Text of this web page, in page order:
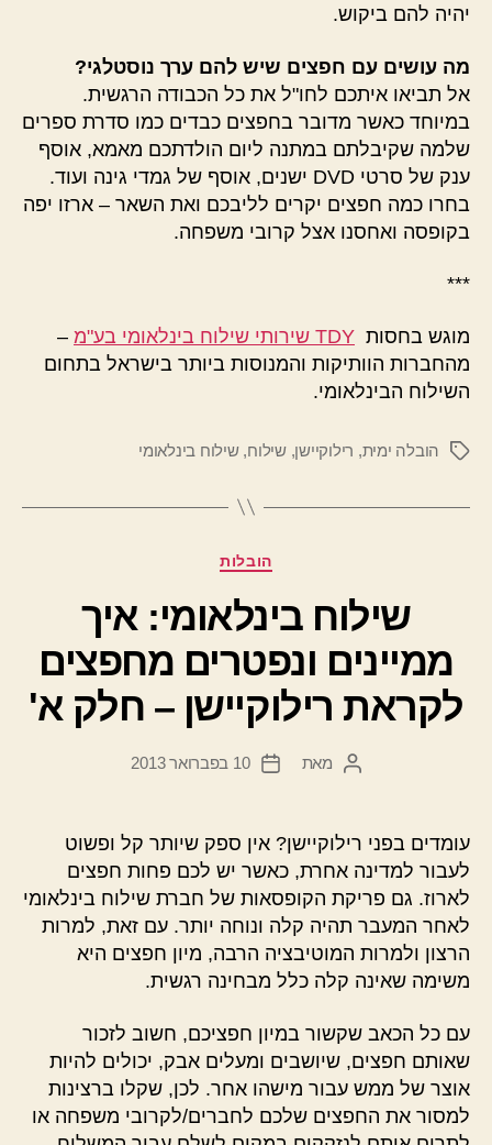
יהיה להם ביקוש.
מה עושים עם חפצים שיש להם ערך נוסטלגי?
אל תביאו איתכם לחו"ל את כל הכבודה הרגשית.
במיוחד כאשר מדובר בחפצים כבדים כמו סדרת ספרים
שלמה שקיבלתם במתנה ליום הולדתכם מאמא, אוסף
ענק של סרטי DVD ישנים, אוסף של גמדי גינה ועוד.
בחרו כמה חפצים יקרים לליבכם ואת השאר – ארזו יפה
בקופסה ואחסנו אצל קרובי משפחה.
***
מוגש בחסות TDY שירותי שילוח בינלאומי בע"מ
–
מהחברות הוותיקות והמנוסות ביותר בישראל בתחום
השילוח הבינלאומי.
תגיותהובלה ימית, רילוקיישן,שילוח,שילוח בינלאומי
קטגוריותהובלות
שילוח בינלאומי: איך
ממיינים ונפטרים מחפצים
לקראת רילוקיישן – חלק א'
המחבר
מאת
תאריך
10 בפברואר 2013
עומדים בפני רילוקיישן? אין ספק שיותר קל ופשוט
לעבור למדינה אחרת, כאשר יש לכם פחות חפצים
לארוז. גם פריקת הקופסאות של חברת שילוח בינלאומי
לאחר המעבר תהיה קלה ונוחה יותר. עם זאת, למרות
הרצון ולמרות המוטיבציה הרבה, מיון חפצים היא
משימה שאינה קלה כלל מבחינה רגשית.
עם כל הכאב שקשור במיון חפציכם, חשוב לזכור
שאותם חפצים, שיושבים ומעלים אבק, יכולים להיות
אוצר של ממש עבור מישהו אחר. לכן, שקלו ברצינות
למסור את החפצים שלכם לחברים/לקרובי משפחה או